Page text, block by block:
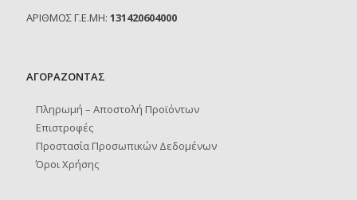
ΑΡΙΘΜΟΣ Γ.Ε.ΜΗ: 131420604000
ΑΓΟΡΑΖΟΝΤΑΣ
Πληρωμή – Αποστολή Προϊόντων
Επιστροφές
Προστασία Προσωπικών Δεδομένων
Όροι Χρήσης